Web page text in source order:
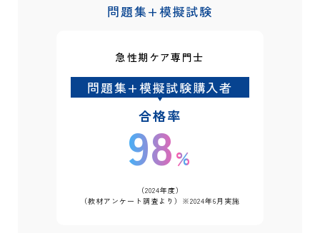
問題集+模擬試験
急性期ケア専門士
問題集+模擬試験購入者
合格率
98%
（2024年度）
（教材アンケート調査より）※2024年6月実施